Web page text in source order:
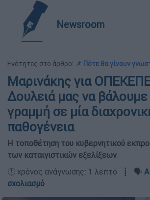
Newsroom
Ενότητες στο άρθρο: 📌 Πότε θα γίνουν
Μαρινάκης για
Δουλειά μας να βάλουμε
γραμμή σε μία
παθογένεια
Η τοποθέτηση του κυβερνητικού
των καταιγιστικών εξελίξεων
🕛 χρόνος ανάγνωσης: 1 λεπτό ┋ 🗣️
σχολιασμό